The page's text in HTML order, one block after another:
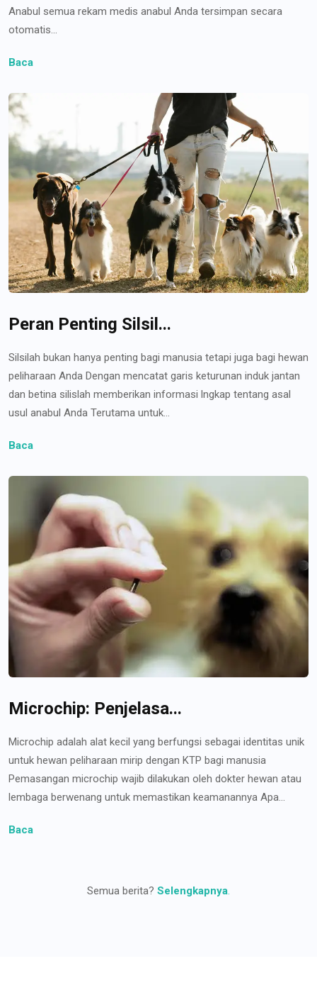
Anabul semua rekam medis anabul Anda tersimpan secara
otomatis...
Baca
Peran Penting Silsil...
Silsilah bukan hanya penting bagi manusia tetapi juga bagi hewan
peliharaan Anda Dengan mencatat garis keturunan induk jantan
dan betina silislah memberikan informasi lngkap tentang asal
usul anabul Anda Terutama untuk...
Baca
Microchip: Penjelasa...
Microchip adalah alat kecil yang berfungsi sebagai identitas unik
untuk hewan peliharaan mirip dengan KTP bagi manusia
Pemasangan microchip wajib dilakukan oleh dokter hewan atau
lembaga berwenang untuk memastikan keamanannya Apa...
Baca
Semua berita? Selengkapnya